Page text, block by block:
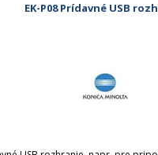
EK-P08 Prídavné USB